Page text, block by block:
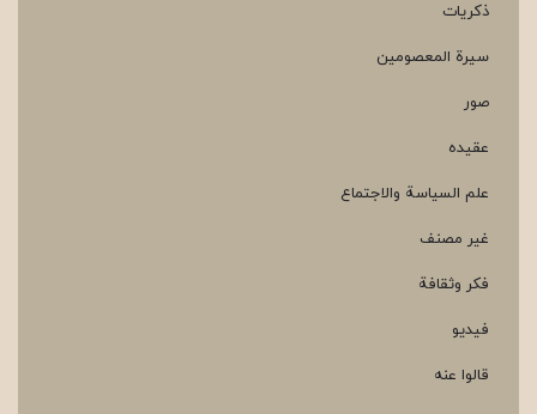
ذكریات
سيرة المعصومين
صور
عقیده
علم السياسة والاجتماع
غير مصنف
فكر وثقافة
فيديو
قالوا عنه